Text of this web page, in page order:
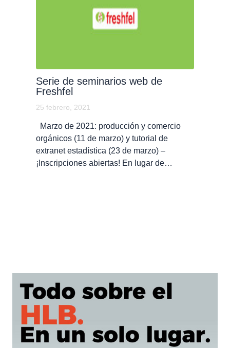
Serie de seminarios web de
Freshfel
25 febrero, 2021
Marzo de 2021: producción y comercio
orgánicos (11 de marzo) y tutorial de
extranet estadística (23 de marzo) –
¡Inscripciones abiertas! En lugar de…